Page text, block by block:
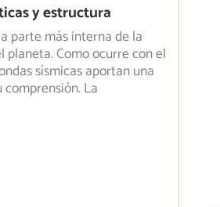
y estructura
parte más interna de la
planeta. Como ocurre conel
sísmicas aportan una
La